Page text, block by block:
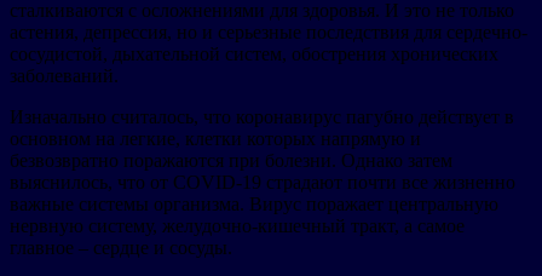
сталкиваются с осложнениями для здоровья. И это не только
астения, депрессия, но и серьезные последствия для сердечно-
сосудистой, дыхательной систем, обострения хронических
заболеваний.
Изначально считалось, что коронавирус пагубно действует в
основном на легкие, клетки которых напрямую и
безвозвратно поражаются при болезни. Однако затем
выяснилось, что от COVID-19 страдают почти все жизненно
важные системы организма. Вирус поражает центральную
нервную систему, желудочно-кишечный тракт, а самое
главное – сердце и сосуды.